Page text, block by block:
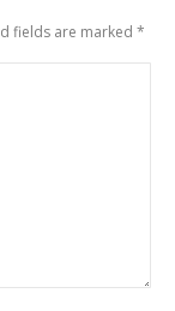
fields are marked *